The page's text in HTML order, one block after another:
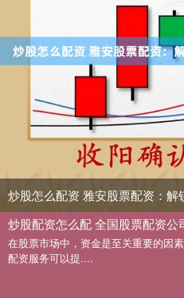
炒股怎么配资 雅安股票配资：
炒股配资怎么配 全国股票配资
在股票市场中，资金是至关重要的因
配资服务可以提....